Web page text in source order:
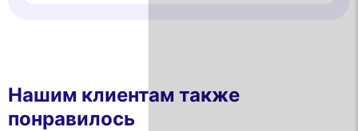
Нашим клиентам также
понравилось